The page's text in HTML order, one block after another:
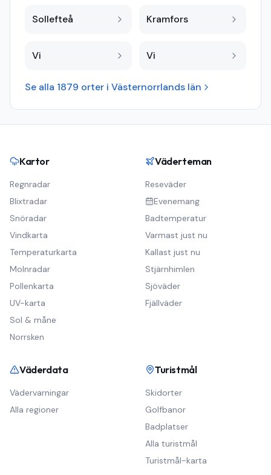
Sollefteå Kramfors
Vi Vi
Se alla 1879 orter i Västernorrlands län
Kartor
Regnradar
Blixtradar
Snöradar
Vindkarta
Temperaturkarta
Molnradar
Pollenkarta
UV-karta
Sol & måne
Norrsken
Väderteman
Reseväder
Evenemang
Badtemperatur
Varmast just nu
Kallast just nu
Stjärnhimlen
Sjöväder
Fjällväder
Väderdata
Vädervarningar
Alla regioner
Turistmål
Skidorter
Golfbanor
Badplatser
Alla turistmål
Turistmål-karta